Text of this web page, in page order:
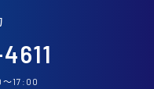
〜17:00